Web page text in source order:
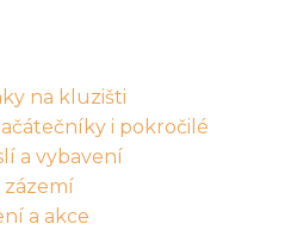
na kluzišti
i pokročilé
a vybavení
zázemí
a akce